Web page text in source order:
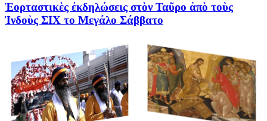
Ἑορταστικὲς ἐκδηλώσεις στὸν Ταῦρο ἀπὸ τοὺς
Ἰνδοὺς ΣΙΧ το Μεγάλο Σάββατο